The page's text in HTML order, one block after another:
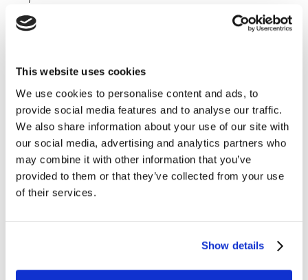
This website uses cookies
We use cookies to personalise content and ads, to
provide social media features and to analyse our traffic.
We also share information about your use of our site with
our social media, advertising and analytics partners who
may combine it with other information that you’ve
provided to them or that they’ve collected from your use
of their services.
Show details
et au Mali, réduisant ainsi l’offre média disponible pour
les populations de ces deux pays.
La distribution du temps consacré à chaque média
L’usage des messageries instantanées s’aligne sur la
couverture Internet. La consommation vidéo via des
services de SVOD est stable et reste encore très
confidentielle. »
, Directrice
Conseil, Kantar Insights.
Uneconfiance réaffirmée dans les médias
pour s’informer sur l’actualité :
la majorité se tourne vers la télévision et un